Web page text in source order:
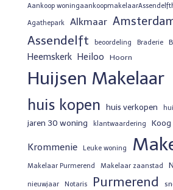
Aankoop
Agathepark Alkmaar
Assendelft beoordeling Braderie
Heemskerk Heiloo Hoorn
Huijsen Makelaar
huis kopen huis verkopen
jaren 30 woning klantwaardering Koog
Krommenie Leuke woning
Makelaar Purmerend Makelaar zaanstad
nieuwjaar Notaris Purmerend